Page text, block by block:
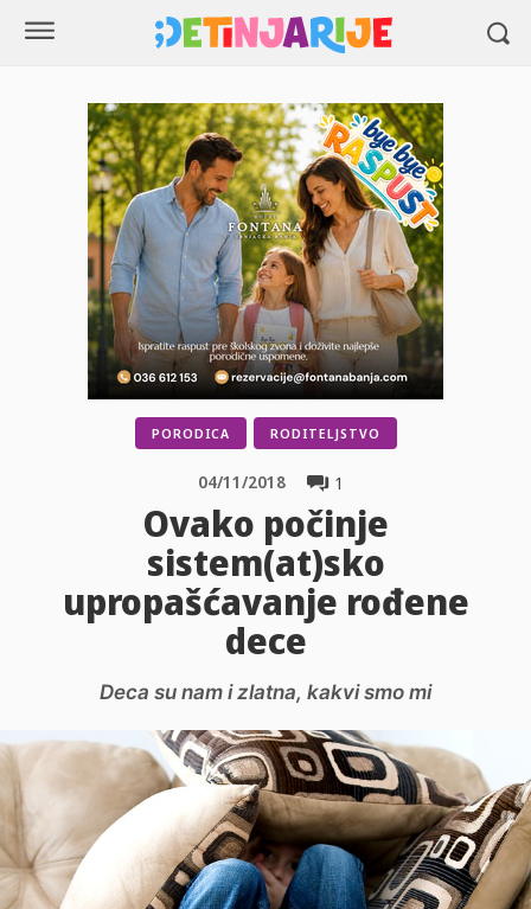
PORODICA RODITELJSTVO
1
04/11/2018
Ovako počinje
sistem(at)sko
upropašćavanje rođene
dece
Deca su nam i zlatna, kakvi smo mi